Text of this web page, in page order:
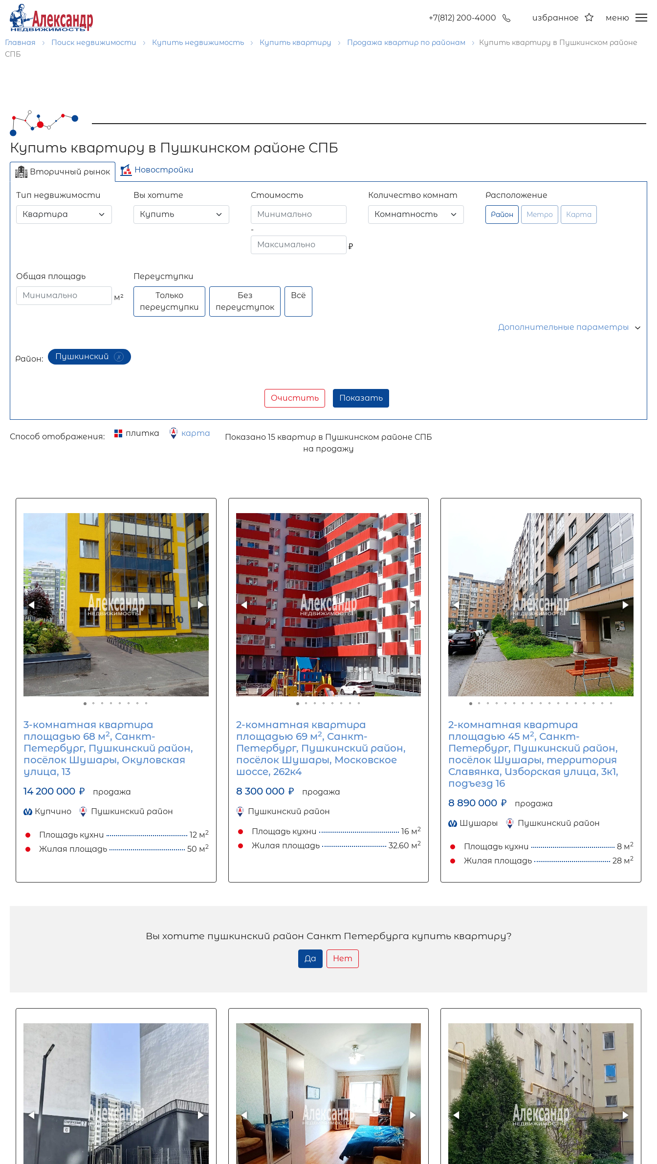
+7(812) 200-4000 избранное меню
Главная Поиск недвижимости Купить недвижимость Купить квартиру Продажа квартир по районам
Купить квартиру в Пушкинском районе
СПБ
Купить квартиру в Пушкинском районе СПБ
Вторичный рынок Новостройки
Тип недвижимости Вы хотите Стоимость
-
₽
Длительный срок Посуточно
Количество комнат
Комнатность
Расположение
Район Метро Карта
Общая площадь
м²
Отдельно стоящее
здание
Переуступки
Только
переуступки
Без
переуступок
Всё
Дополнительные параметры
Район: Пушкинский
Очистить Показать
Способ отображения: плитка карта Показано 15 квартир в Пушкинском районе СПБ
на продажу
3-комнатная квартира
площадью 68 м2, Санкт-
Петербург, Пушкинский район,
посёлок Шушары, Окуловская
улица, 13
14 200 000 ₽ продажа
Купчино Пушкинский район
Площадь кухни 12 м2
Жилая площадь 50 м2
2-комнатная квартира
площадью 69 м2, Санкт-
Петербург, Пушкинский район,
посёлок Шушары, Московское
шоссе, 262к4
8 300 000 ₽ продажа
Пушкинский район
Площадь кухни 16 м2
Жилая площадь 32.60 м2
2-комнатная квартира
площадью 45 м2, Санкт-
Петербург, Пушкинский район,
посёлок Шушары, территория
Славянка, Изборская улица, 3к1,
подъезд 16
8 890 000 ₽ продажа
Шушары Пушкинский район
Площадь кухни 8 м2
Жилая площадь 28 м2
Вы хотите пушкинский район Санкт Петербурга купить квартиру?
Да Нет